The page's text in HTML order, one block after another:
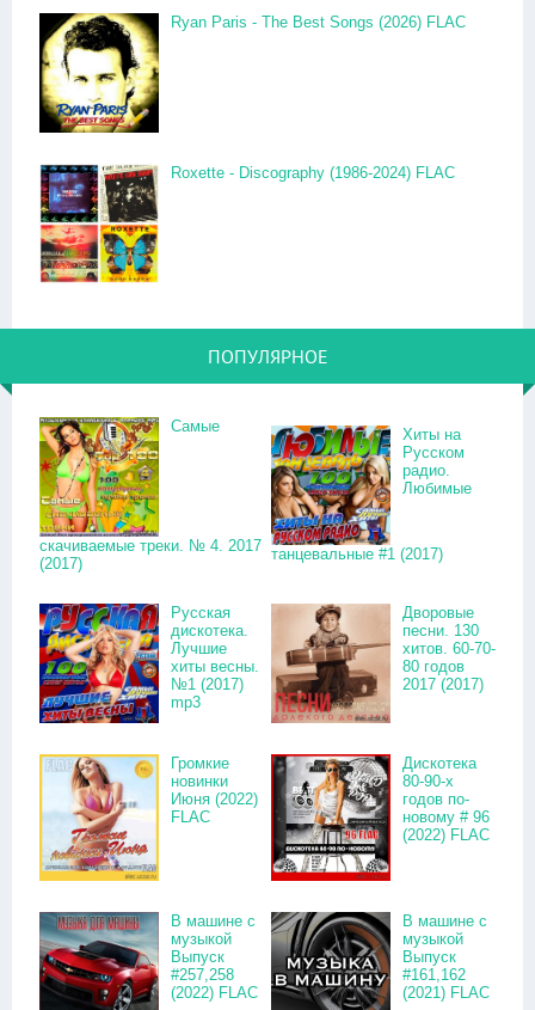
Ryan Paris - The Best Songs (2026) FLAC
Roxette - Discography (1986-2024) FLAC
ПОПУЛЯРНОЕ
Самые
скачиваемые треки. № 4. 2017
(2017)
Хиты на
Русском
радио.
Любимые
танцевальные #1 (2017)
Русская
дискотека.
Лучшие
хиты весны.
№1 (2017)
mp3
Дворовые
песни. 130
хитов. 60-70-
80 годов
2017 (2017)
Громкие
новинки
Июня (2022)
FLAC
Дискотека
80-90-х
годов по-
новому # 96
(2022) FLAC
В машине с
музыкой
Выпуск
#257,258
(2022) FLAC
В машине с
музыкой
Выпуск
#161,162
(2021) FLAC